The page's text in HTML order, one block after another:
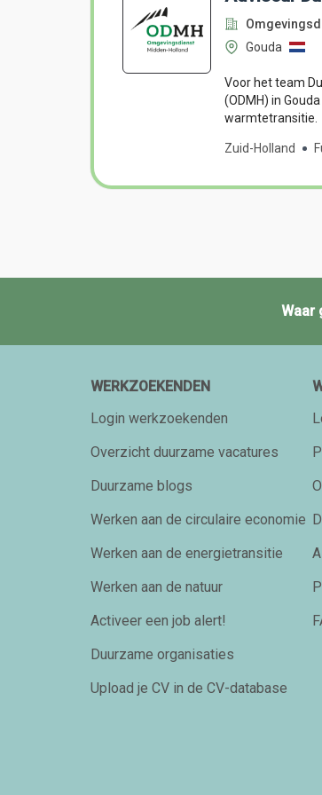
Gouda
Voor het team
(ODMH) in
warmtetransitie.
Zuid-Holland
Waar
WERKZOEKENDEN
Login werkzoekenden
Overzicht duurzame vacatures
Duurzame blogs
Werken aan de circulaire economie
Werken aan de energietransitie
Werken aan de natuur
Activeer een job alert!
Duurzame organisaties
Upload je CV in de CV-database